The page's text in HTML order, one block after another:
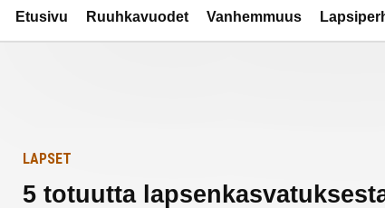
Etusivu Ruuhkavuodet Vanhemmuus
LAPSET
5 totuutta